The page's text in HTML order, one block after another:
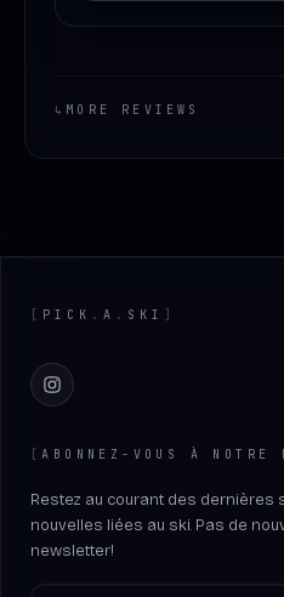
↳ MORE REVIEWS
[ PICK . A . SKI ]
Instagram
[ABONNEZ-VOUS À NOTRE
Restez au courant des dernières
nouvelles liées au ski. Pas de
newsletter!